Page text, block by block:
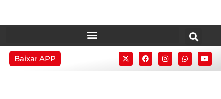
Baixar APP